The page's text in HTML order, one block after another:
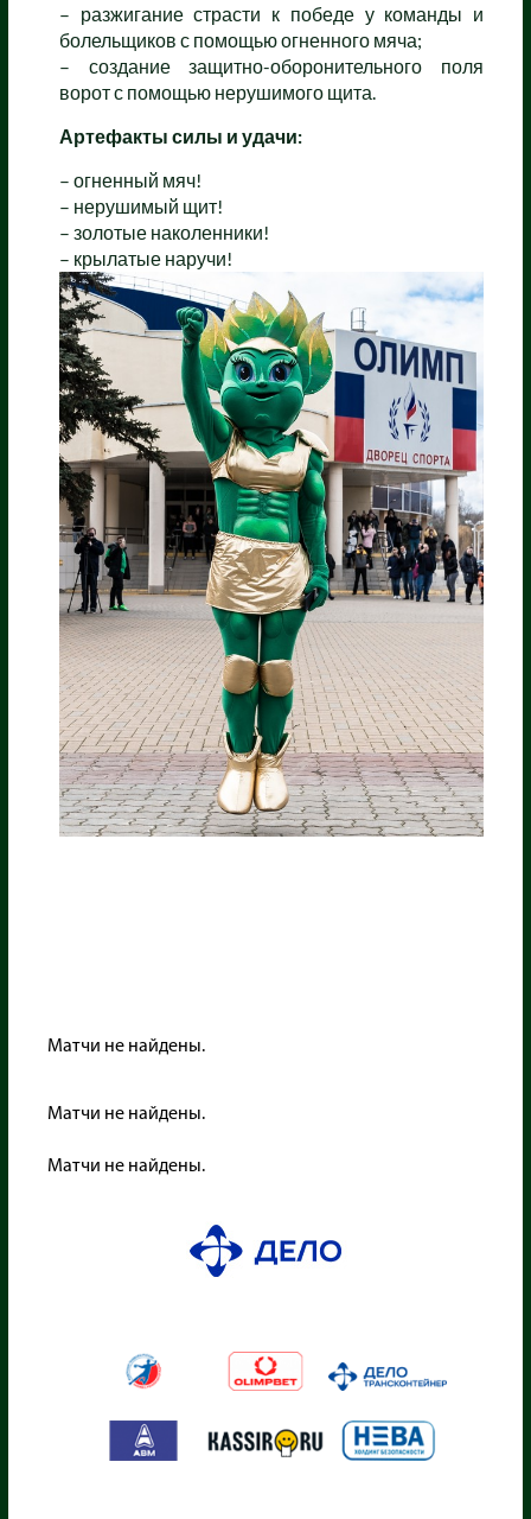
– разжигание страсти к победе у команды и
болельщиков с помощью огненного мяча;
– создание защитно-оборонительного поля
ворот с помощью нерушимого щита.
Артефакты силы и удачи:
– огненный мяч!
– нерушимый щит!
– золотые наколенники!
– крылатые наручи!
Матчи не найдены.
Матчи не найдены.
Матчи не найдены.